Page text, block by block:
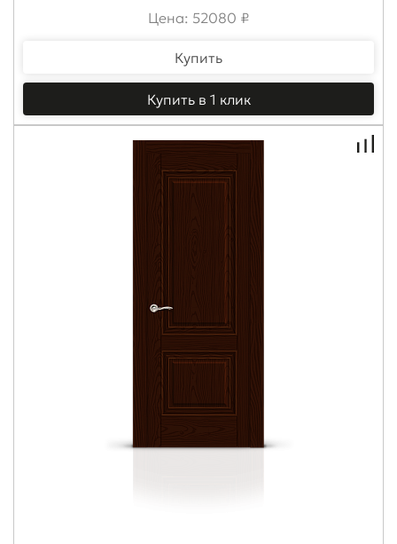
Цена: 52080 ₽
Купить
Купить в 1 клик